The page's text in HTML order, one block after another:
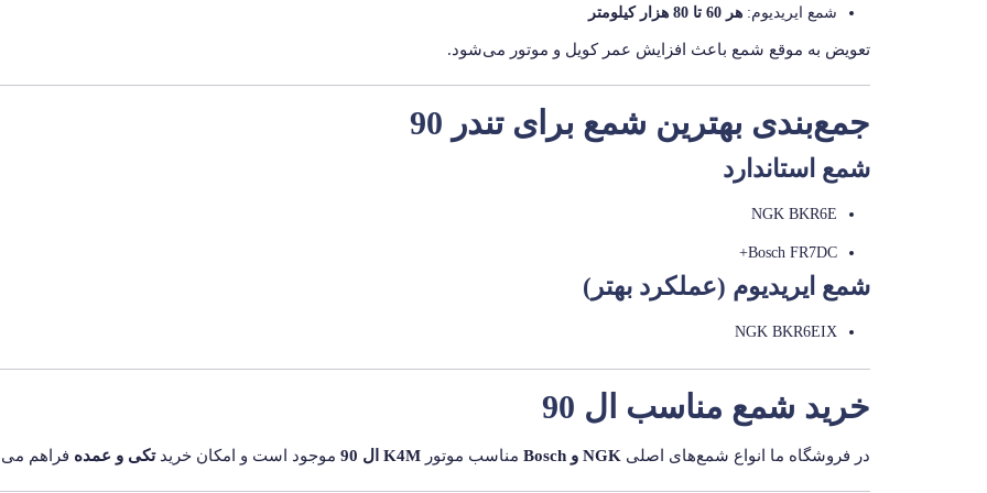
شمع ایریدیوم:هر 60 تا 80 هزار کیلومتر
تعویض به موقع شمع باعث افزایش عمر کویل و موتور می‌شود.
جمع‌بندی بهترین شمع برای تندر 90
شمع استاندارد
NGK BKR6E
Bosch FR7DC+
شمع ایریدیوم (عملکرد بهتر)
NGK BKR6EIX
خرید شمع مناسب ال 90
در فروشگاه ما انواع شمع‌های اصلی NGK و Bosch مناسب موتورK4M ال 90 موجود است و امکان خریدتکی و عمده فراهم